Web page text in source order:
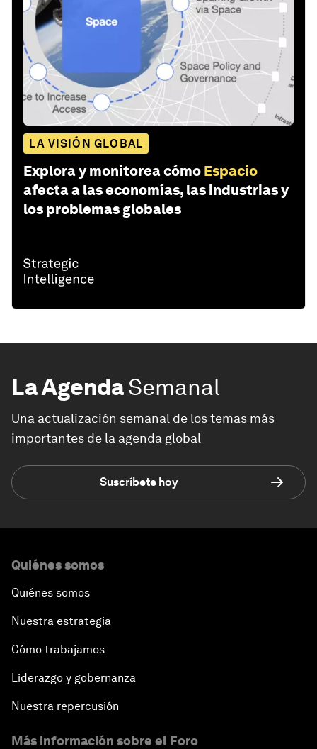
LA VISIÓN GLOBAL
Explora y monitorea cómo Espacio
afecta a las economías, las industrias y
los problemas globales
La AgendaSemanal
Una actualización semanal de los temas más
importantes de la agenda global
Suscríbete hoy
Quiénes somos
Quiénes somos
Nuestra estrategia
Cómo trabajamos
Liderazgo y gobernanza
Nuestra repercusión
Más información sobre el Foro